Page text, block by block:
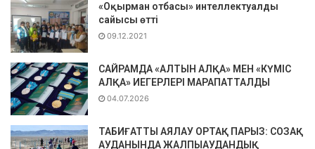
«Оқырман отбасы» интеллектуалды
сайысы өтті
09.12.2021
САЙРАМДА «АЛТЫН АЛҚА» МЕН «КҮМІС
АЛҚА» ИЕГЕРЛЕРІ МАРАПАТТАЛДЫ
04.07.2026
ТАБИҒАТТЫ АЯЛАУ ОРТАҚ ПАРЫЗ: СОЗАҚ
АУДАНЫНДА ЖАЛПЫАУДАНДЫҚ